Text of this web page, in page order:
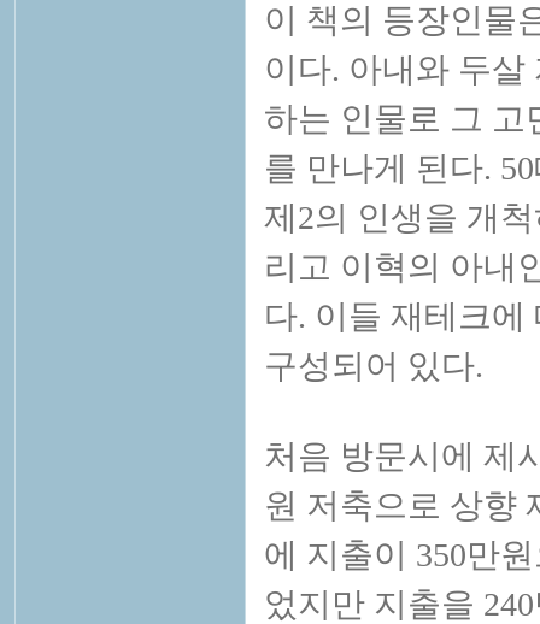
이 책의 등장인물
이다. 아내와 두
하는 인물로 그 고
를 만나게 된다.
제2의 인생을 개
리고 이혁의 아내
다. 이들 재테크
구성되어 있다.
처음 방문시에 제
원 저축으로 상향
에 지출이 350만
었지만 지출을